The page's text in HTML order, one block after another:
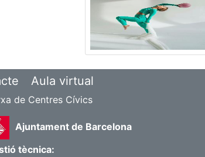
Aula virtual
de Centres Cívics
Ajuntament de Barcelona
tècnica: